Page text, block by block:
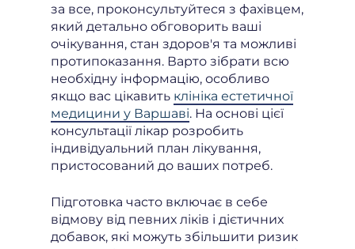
за все, проконсультуйтеся з фахівцем,
який детально обговорить ваші
очікування, стан здоров'я та можливі
протипоказання. Варто зібрати всю
необхідну інформацію, особливо
якщо вас цікавить клініка естетичної
медицини у Варшаві. На основі цієї
консультації лікар розробить
індивідуальний план лікування,
пристосований до ваших потреб.
Підготовка часто включає в себе
відмову від певних ліків і дієтичних
добавок, які можуть збільшити ризик